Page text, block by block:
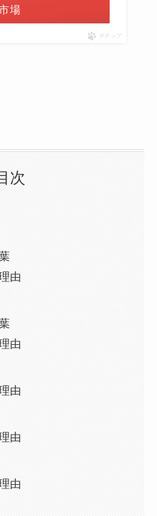
場
ポチップ
次
由
由
由
由
由